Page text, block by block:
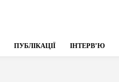
ПУБЛІКАЦІЇ ІНТЕРВʼЮ